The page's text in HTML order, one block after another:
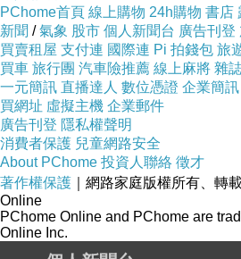
PChome首頁 線上購物 24h購物 書店
新聞 /氣象 股市 個人新聞台 廣告刊登
買賣租屋 支付連 國際連 Pi 拍錢包 旅
買車 旅行團 汽車險推薦 線上麻將 雜
一元簡訊 直播達人 數位憑證 企業簡訊
買網址 虛擬主機 企業郵件
廣告刊登 隱私權聲明
消費者保護 兒童網路安全
About PChome 投資人聯絡 徵才
著作權保護 ｜網路家庭版權所有、轉
Online
PChome Online and PChome are
Online Inc.